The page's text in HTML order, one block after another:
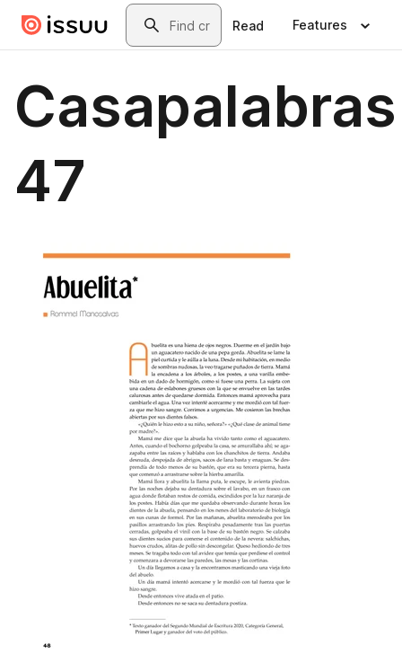
Skip to main contentSearch
Read Features
Casapalabras
47